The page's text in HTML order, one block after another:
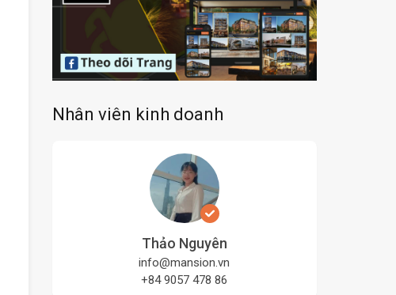
Nhân viên kinh doanh
Thảo Nguyên
info@mansion.vn
+84 9057 478 86